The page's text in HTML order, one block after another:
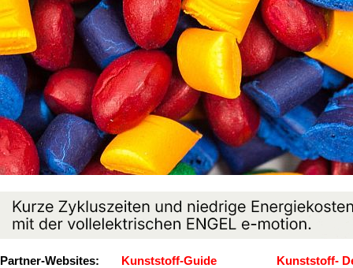
Partner-Websites: Kunststoff-Guide Kunststoff-